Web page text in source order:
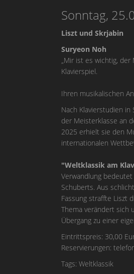
Sonntag,
Liszt und Skrjabin
Suryeon Noh
„Mir ist es wichtig,
Klavierspiel.
Ihren musikalischen
Nach Klavierstudien
der Meisterklasse an
2025 erhielt sie den
internationalen
"Weltklassik am
Verwandlung
Schuberts. Aus
Fassung straffte Liszt
Thema verändert sich
Übergang zu einer
Eintrittspreis: 30,00
Reservierungen:
Tags: Weltklassik